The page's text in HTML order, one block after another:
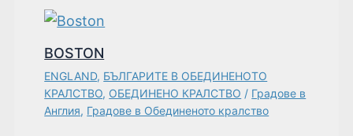
BOSTON
ENGLAND, БЪЛГАРИТЕ В ОБЕДИНЕНОТО
КРАЛСТВО, ОБЕДИНЕНО КРАЛСТВО / Градове в
Англия, Градове в Обединеното кралство